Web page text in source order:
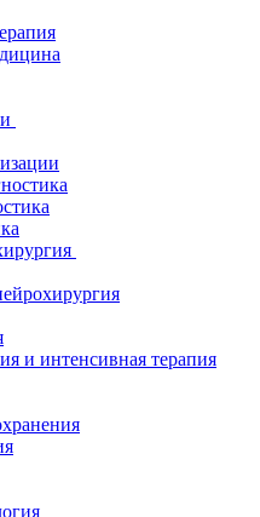
и интенсивная терапия